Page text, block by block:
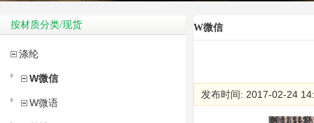
按材质分类/现货
涤纶
W微信
W微语
W微信
发布时间: 2017-02-24